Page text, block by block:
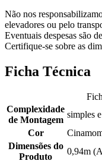
Não nos
elevadores ou pelo
Eventuais despesas são
Certifique-se sobre as
Ficha Técnica
Complexidade
de Montagem
simples
Cor
Dimensões do
Produto
0,94m